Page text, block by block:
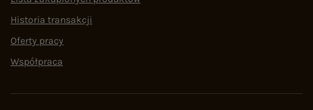
Historia transakcji
Oferty pracy
Współpraca